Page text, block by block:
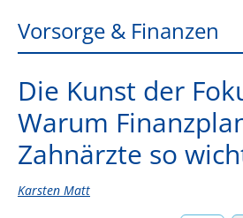
Vorsorge & Finanzen
Die Kunst der
Warum
Zahnärzte so
Karsten Matt